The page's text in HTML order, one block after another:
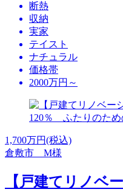
断熱
収納
実家
テイスト
ナチュラル
価格帯
2000万円～
1,700万円(税込)
倉敷市 M様
【戸建てリノベ